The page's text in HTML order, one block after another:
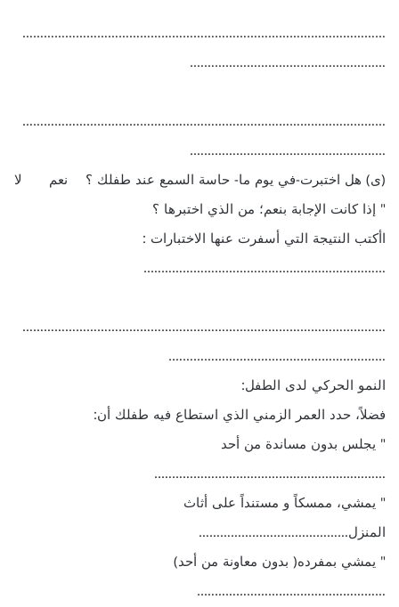
…………………………………………………………………………………………
……………………………………………….
…………………………………………………………………………………………
……………………………………………….
(ى) هل اختبرت-في يوم ما- حاسة السمع عند طفلك ؟ نعم لا
" إذا كانت الإجابة بنعم؛ من الذي اختبرها ؟
اأكتب النتيجة التي أسفرت عنها الاختبارات :
…………………………………………………………..
…………………………………………………………………………………………
…………………………………………………….
النمو الحركي لدى الطفل:
فضلاً، حدد العمر الزمني الذي استطاع فيه طفلك أن:
" يجلس بدون مساندة من أحد
………………………………………………………..
" يمشي، ممسكاً و مستنداً على أثاث
المنزل……………………………………
" يمشي بمفرده( بدون معاونة من أحد)
……………………………………………..